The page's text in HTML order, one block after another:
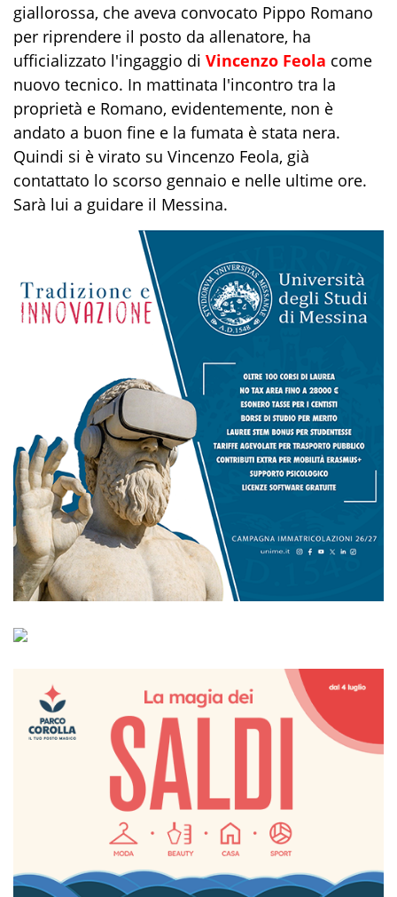
giallorossa, che aveva convocato Pippo Romano
per riprendere il posto da allenatore, ha
ufficializzato l'ingaggio di Vincenzo Feola come
nuovo tecnico. In mattinata l'incontro tra la
proprietà e Romano, evidentemente, non è
andato a buon fine e la fumata è stata nera.
Quindi si è virato su Vincenzo Feola, già
contattato lo scorso gennaio e nelle ultime ore.
Sarà lui a guidare il Messina.